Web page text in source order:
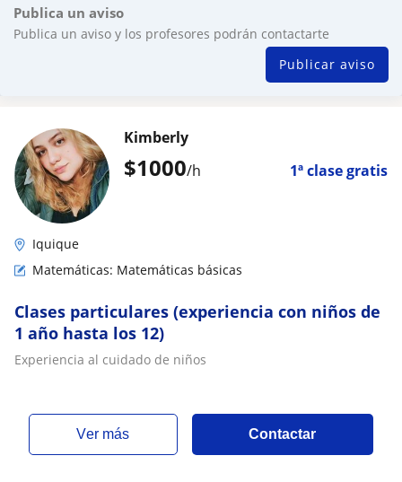
Publica un aviso
Publica un aviso y los profesores podrán contactarte
Publicar aviso
$1000/h 1ª clase gratis
Kimberly
Iquique
Matemáticas: Matemáticas básicas
Clases particulares (experiencia con niños de
1 año hasta los 12)
Experiencia al cuidado de niños
ver más Contactar